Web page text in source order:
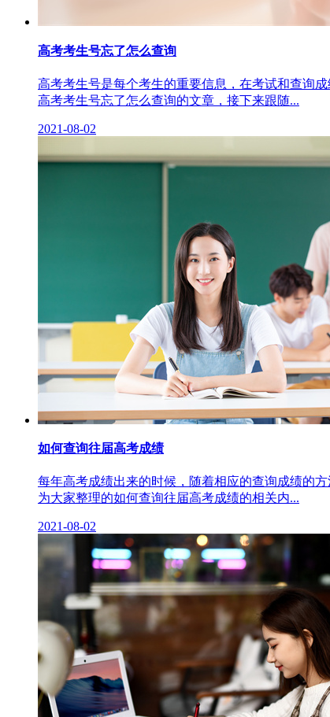
高考考生号忘了怎么查询
高考考生号是每个考生的重要信息，在考试和查询
高考考生号忘了怎么查询的文章，接下来跟随...
2021-08-02
如何查询往届高考成绩
每年高考成绩出来的时候，随着相应的查询成绩的
为大家整理的如何查询往届高考成绩的相关内...
2021-08-02